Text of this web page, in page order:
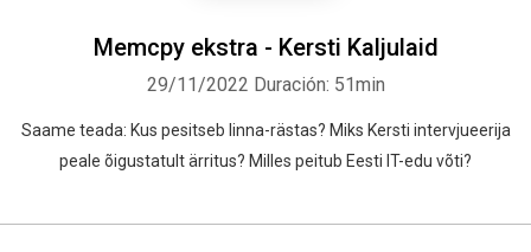
Memcpy ekstra - Kersti Kaljulaid
29/11/2022 Duración: 51min
Saame teada: Kus pesitseb linna-rästas? Miks Kersti intervjueerija
peale õigustatult ärritus? Milles peitub Eesti IT-edu võti?